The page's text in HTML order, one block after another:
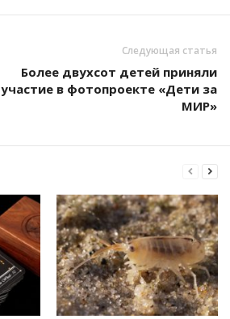
Следующая статья
Более двухсот детей приняли
участие в фотопроекте «Дети за
МИР»